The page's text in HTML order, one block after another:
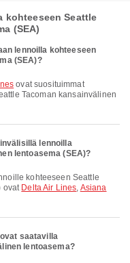
kohteeseen Seattle
(SEA)
lennoilla kohteeseen
(SEA)?
ovat suosituimmat
Tacoman kansainvälinen
lennoilla
lentoasema (SEA)?
ovat Delta Air Lines, Asiana
saatavilla
lentoasema?